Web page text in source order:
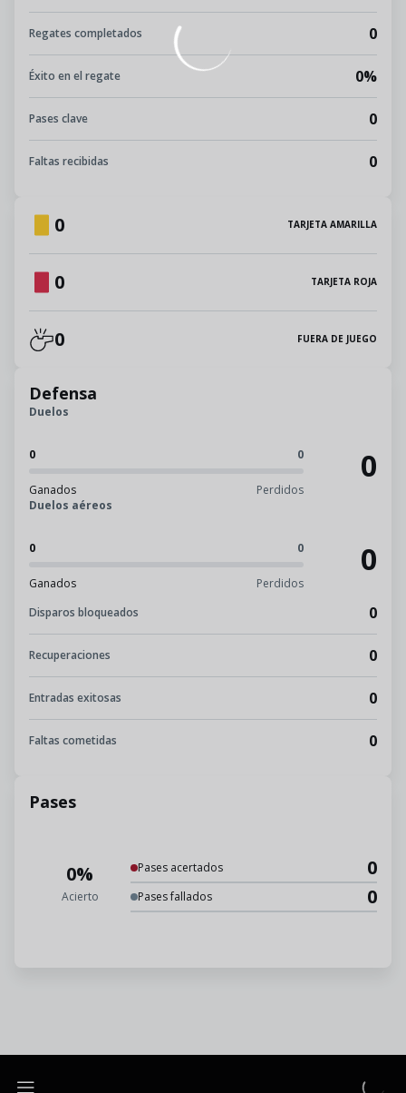
Regates completados 0
Éxito en el regate 0%
Pases clave 0
Faltas recibidas 0
0 TARJETA AMARILLA
0 TARJETA ROJA
0 FUERA DE JUEGO
Defensa
Duelos
0 0
Ganados Perdidos
0
Duelos aéreos
0 0
Ganados Perdidos
0
Disparos bloqueados 0
Recuperaciones 0
Entradas exitosas 0
Faltas cometidas 0
Pases
0%
Acierto
Pases acertados 0
Pases fallados 0